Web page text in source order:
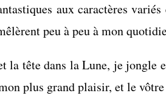
aux caractères
peu à peu à mon
la tête dans la Lune, je jongle
plus grand plaisir, et le